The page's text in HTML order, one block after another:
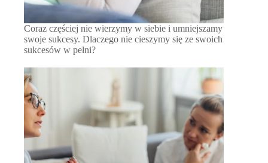
Coraz częściej nie wierzymy w siebie i umniejszamy
swoje sukcesy. Dlaczego nie cieszymy się ze swoich
sukcesów w pełni?